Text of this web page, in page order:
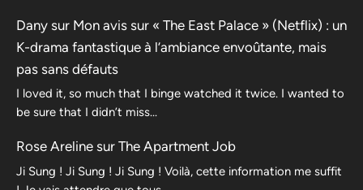
Dany sur Mon avis sur « The East Palace » (Netflix) : un
K-drama fantastique à l’ambiance envoûtante, mais
pas sans défauts
I loved it, so much that I binge watched it twice. I wanted to
be sure that I didn’t miss…
Rose Areline sur The Apartment Job
Ji Sung ! Ji Sung ! Ji Sung ! Voilà, cette information me suffit